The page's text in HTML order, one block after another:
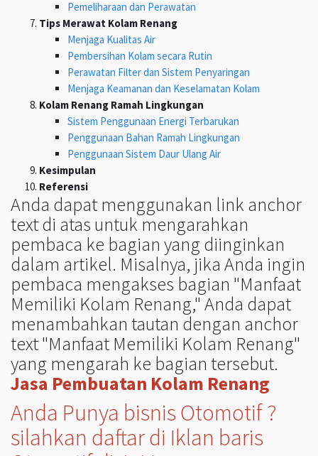
Pemeliharaan dan Perawatan
Tips Merawat Kolam Renang
Menjaga Kualitas Air
Pembersihan Kolam secara Rutin
Perawatan Filter dan Sistem Penyaringan
Menjaga Keamanan dan Keselamatan Kolam
Kolam Renang Ramah Lingkungan
Sistem Penggunaan Energi Terbarukan
Penggunaan Bahan Ramah Lingkungan
Penggunaan Sistem Daur Ulang Air
Kesimpulan
Referensi
Anda dapat menggunakan link anchor
text di atas untuk mengarahkan
pembaca ke bagian yang diinginkan
dalam artikel. Misalnya, jika Anda ingin
pembaca mengakses bagian "Manfaat
Memiliki Kolam Renang," Anda dapat
menambahkan tautan dengan anchor
text "Manfaat Memiliki Kolam Renang"
yang mengarah ke bagian tersebut.
Jasa Pembuatan Kolam Renang
Anda Punya bisnis Otomotif ?
silahkan daftar di Iklan baris